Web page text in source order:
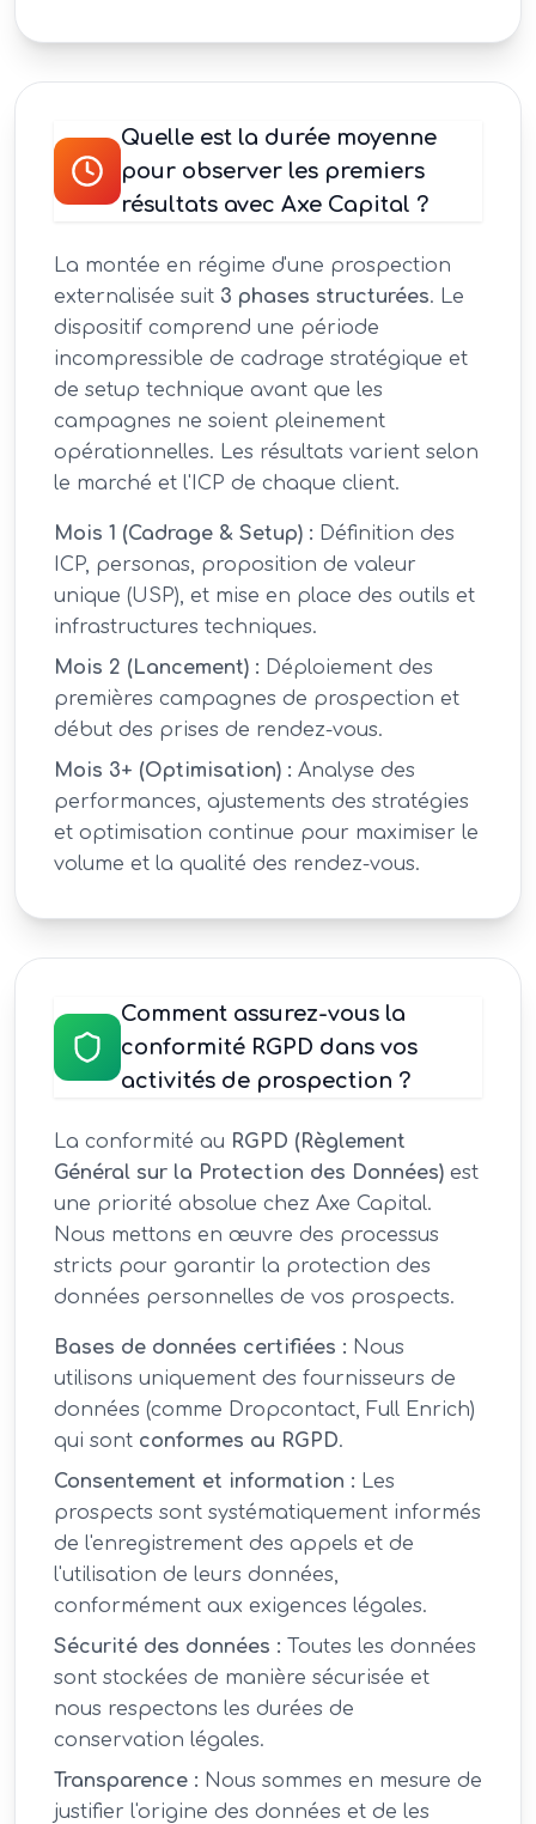
Quelle est la durée moyenne
pour observer les premiers
résultats avec Axe Capital ?
La montée en régime d'une prospection
externalisée suit 3 phases structurées. Le
dispositif comprend une période
incompressible de cadrage stratégique et
de setup technique avant que les
campagnes ne soient pleinement
opérationnelles. Les résultats varient selon
le marché et l'ICP de chaque client.
Mois 1 (Cadrage & Setup) : Définition des
ICP, personas, proposition de valeur
unique (USP), et mise en place des outils et
infrastructures techniques.
Mois 2 (Lancement) : Déploiement des
premières campagnes de prospection et
début des prises de rendez-vous.
Mois 3+ (Optimisation) : Analyse des
performances, ajustements des stratégies
et optimisation continue pour maximiser le
volume et la qualité des rendez-vous.
Comment assurez-vous la
conformité RGPD dans vos
activités de prospection ?
La conformité au RGPD (Règlement
Général sur la Protection des Données) est
une priorité absolue chez Axe Capital.
Nous mettons en œuvre des processus
stricts pour garantir la protection des
données personnelles de vos prospects.
Bases de données certifiées : Nous
utilisons uniquement des fournisseurs de
données (comme Dropcontact, Full Enrich)
qui sont conformes au RGPD.
Consentement et information : Les
prospects sont systématiquement informés
de l'enregistrement des appels et de
l'utilisation de leurs données,
conformément aux exigences légales.
Sécurité des données : Toutes les données
sont stockées de manière sécurisée et
nous respectons les durées de
conservation légales.
Transparence : Nous sommes en mesure de
justifier l'origine des données et de les